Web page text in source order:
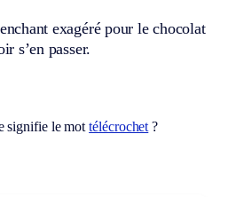
exagéré pour le chocolat
s’en passer.
signifie le mottélécrochet ?